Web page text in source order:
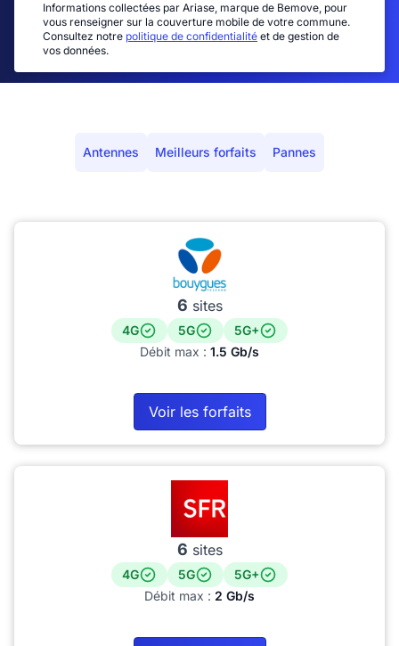
Informations collectées par Ariase, marque de Bemove, pour
vous renseigner sur la couverture mobile de votre commune.
Consultez notre politique de confidentialité et de gestion de
vos données.
Antennes Meilleurs forfaits Pannes
6 sites
4G 5G
5G+
Débit max : 1.5 Gb/s
Voir les forfaits
6 sites
4G 5G
5G+
Débit max : 2 Gb/s